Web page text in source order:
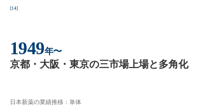
[14]
1949年〜
京都・大阪・東京の三市場上場と多角化
日本新薬の業績推移：単体